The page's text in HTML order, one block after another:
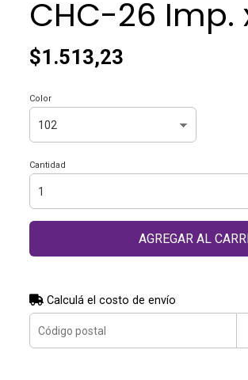
CHC-26 Imp.
$1.513,23
Color
Cantidad
AGREGAR AL
Calculá el costo de envío